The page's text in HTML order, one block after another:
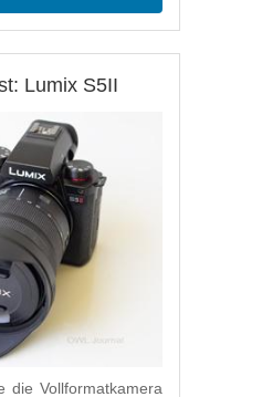
Lumix S5II
die Vollformatkamera